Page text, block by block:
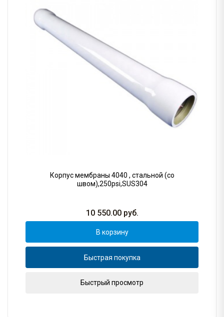
Корпус мембраны 4040 , стальной (со
швом),250psi,SUS304
10 550.00руб.
В корзину
Быстрая покупка
Быстрый просмотр